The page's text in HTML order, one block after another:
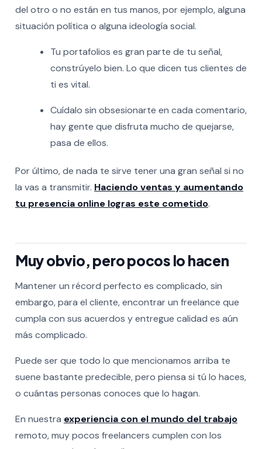
del otro o no están en tus manos, por ejemplo, alguna
situación política o alguna ideología social.
Tu portafolios es gran parte de tu señal,
constrúyelo bien. Lo que dicen tus clientes de
ti es vital.
Cuídalo sin obsesionarte en cada comentario,
hay gente que disfruta mucho de quejarse,
pasa de ellos.
Por último, de nada te sirve tener una gran señal si no
la vas a transmitir. Haciendo ventas y aumentando
tu presencia online logras este cometido.
Muy obvio, pero pocos lo hacen
Mantener un récord perfecto es complicado, sin
embargo, para el cliente, encontrar un freelance que
cumpla con sus acuerdos y entregue calidad es aún
más complicado.
Puede ser que todo lo que mencionamos arriba te
suene bastante predecible, pero piensa si tú lo haces,
o cuántas personas conoces que lo hagan.
En nuestra experiencia con el mundo del trabajo
remoto, muy pocos freelancers cumplen con los